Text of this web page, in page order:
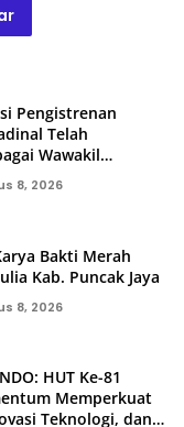
Pengistrenan
Telah
Wawakil
8, 2026
Bakti Merah
Kab. Puncak Jaya
8, 2026
HUT Ke-81
Memperkuat
Teknologi, dan